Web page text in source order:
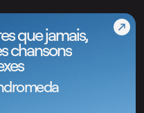
que jamais,
chansons